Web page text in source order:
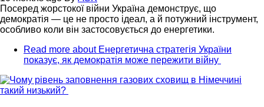
Посеред жорстокої війни Україна демонструє, що
демократія — це не просто ідеал, а й потужний інструмент,
особливо коли він застосовується до енергетики.
Read more about Енергетична стратегія України
показує, як демократія може пережити війну